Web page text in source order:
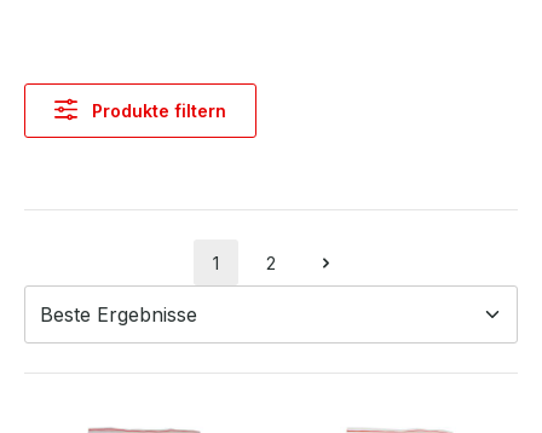
Produkte
Abdeckungen
Computer & Zubehör
Industrie Hardware
Produkte filtern
Seite
1
Seite
2